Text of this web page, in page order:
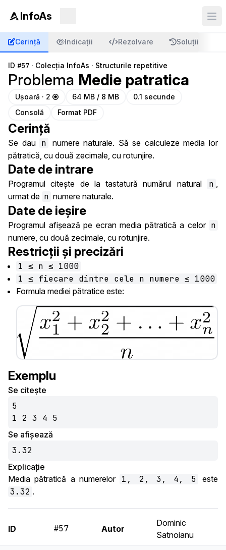
InfoAs
Cerință Indicații Rezolvare Soluții
ID #57 · Colecția InfoAs · Structurile repetitive
Problema Medie patratica
Ușoară · 2 64 MB / 8 MB
0.1 secunde
Consolă
Format PDF
Cerință
Se dau n
numere naturale. Să se calculeze media lor
pătratică, cu două zecimale, cu rotunjire.
Date de intrare
Programul citește de la tastatură numărul natural n ,
urmat de n numere naturale.
Date de ieșire
Programul afișează pe ecran media pătratică a celor n
numere, cu două zecimale, cu rotunjire.
Restricții și precizări
1 ≤ n ≤ 1000
1 ≤ fiecare dintre cele n numere ≤ 1000
Formula mediei pătratice este:
Exemplu
Se citește
5
1 2 3 4 5
Se afișează
3.32
Explicație
Media pătratică a numerelor 1, 2, 3, 4, 5 este
3.32 .
ID #57 Autor
Dominic
Satnoianu